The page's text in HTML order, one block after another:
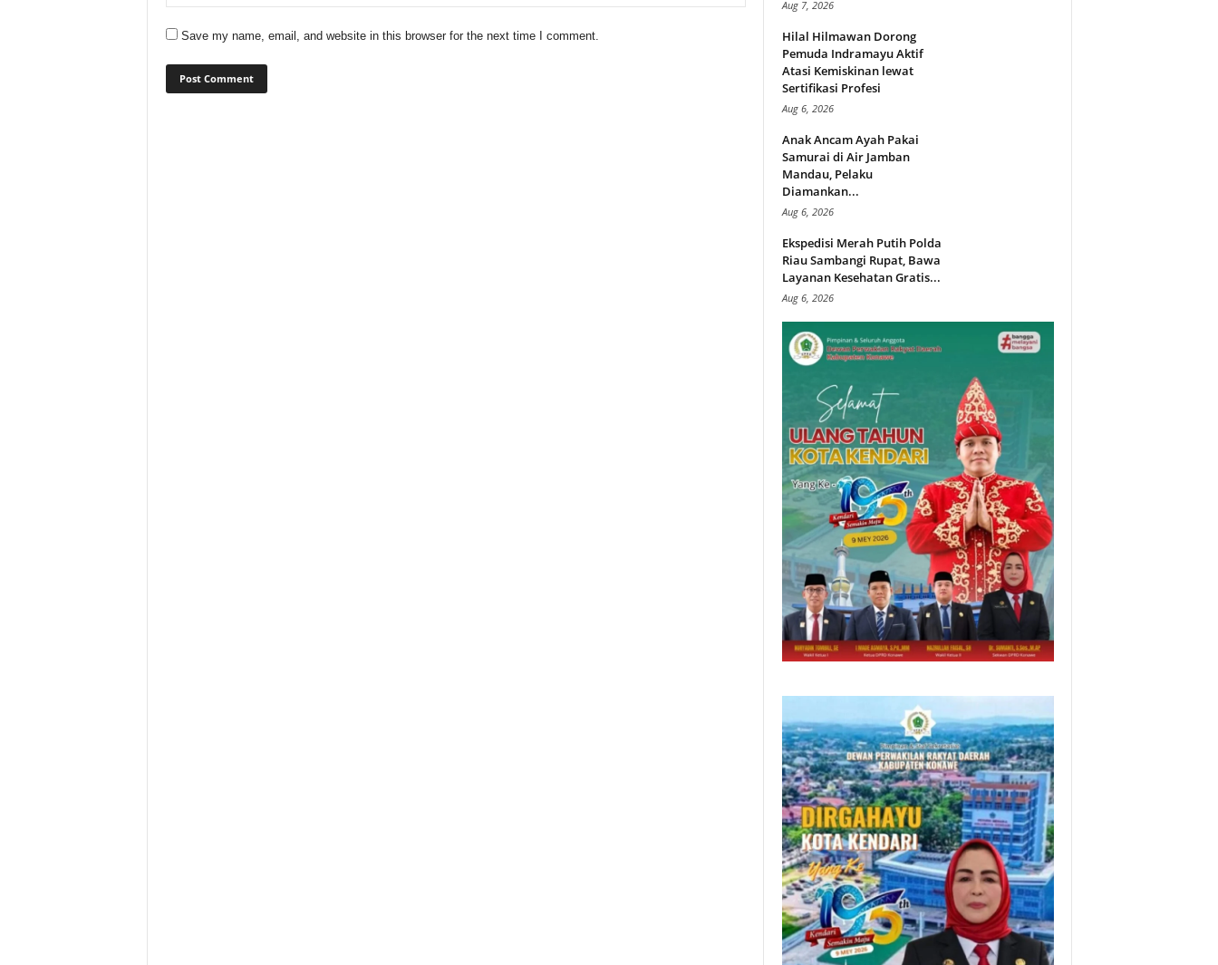
Save my name, email, and website in this browser for the next time I comment.
Aug 7, 2026
Hilal Hilmawan Dorong
Pemuda Indramayu Aktif
Atasi Kemiskinan lewat
Sertifikasi Profesi
Aug 6, 2026
Anak Ancam Ayah Pakai
Samurai di Air Jamban
Mandau, Pelaku
Diamankan...
Aug 6, 2026
Ekspedisi Merah Putih Polda
Riau Sambangi Rupat, Bawa
Layanan Kesehatan Gratis...
Aug 6, 2026